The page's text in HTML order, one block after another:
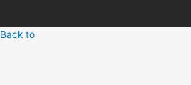
Back to